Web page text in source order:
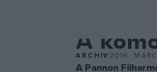
A
ARCHÍV2016.
A Pannon